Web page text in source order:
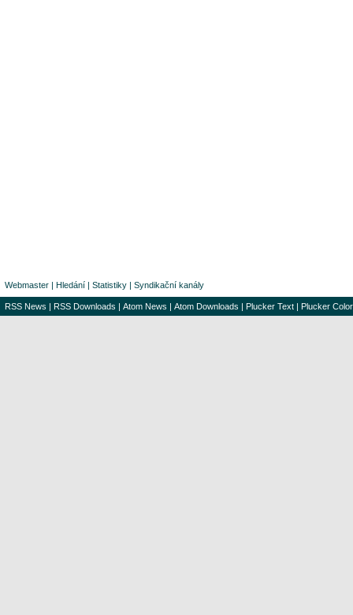
Webmaster | Hledání | Statistiky | Syndikační kanály
RSS News | RSS Downloads | Atom News | Atom Downloads | Plucker Text | Plucker Color